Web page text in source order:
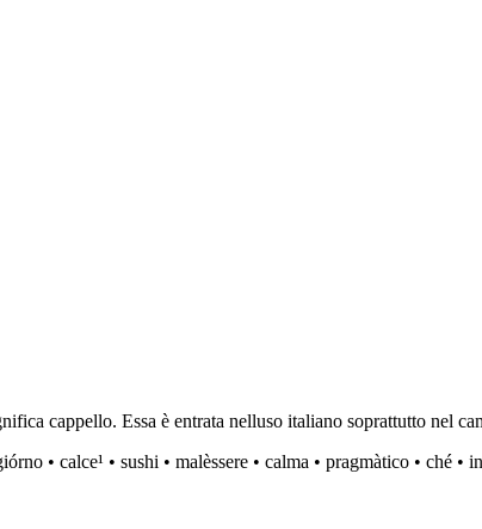
cappello. Essa è entrata nelluso italiano soprattutto nel
• calce¹ • sushi • malèssere • calma • pragmàtico • ché •